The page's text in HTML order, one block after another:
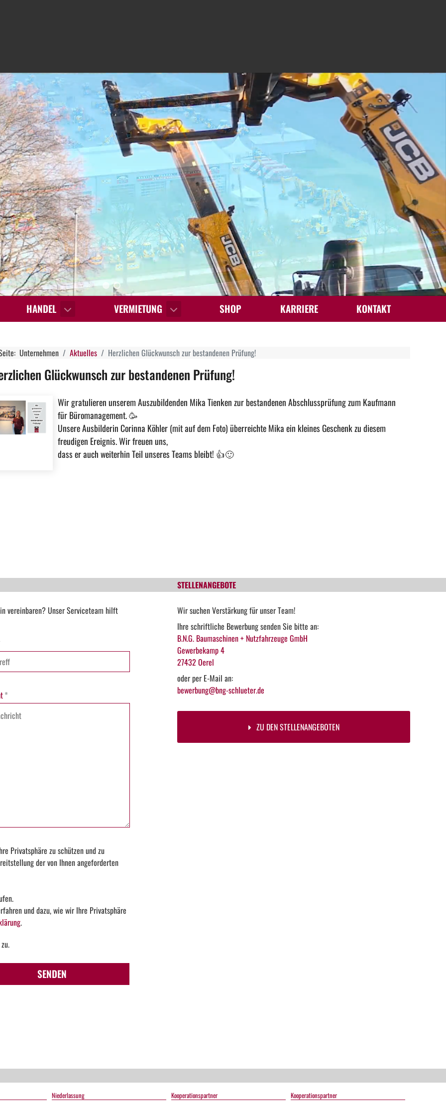
HANDEL VERMIETUNG SHOP KONTAKT
KARRIERE
Unternehmen Aktuelles Herzlichen Glückwunsch zur bestandenen Prüfung!
Glückwunsch zur bestandenen Prüfung!
Wir gratulieren unserem Auszubildenden Mika Tienken zur bestandenen Abschlussprüfung zum Kaufmann
für Büromanagement.🥳
Unsere Ausbilderin Corinna Köhler (mit auf dem Foto) überreichte Mika ein kleines Geschenk zu diesem
freudigen Ereignis. Wir freuen uns,
dass er auch weiterhin Teil unseres Teams bleibt! 👍🙂
vereinbaren? Unser Serviceteam hilft
*
Privatsphäre zu schützen und zu
der von Ihnen angeforderten
und dazu, wie wir Ihre Privatsphäre
.
SENDEN
STELLENANGEBOTE
Wir suchen Verstärkung für unser Team!
Ihre schriftliche Bewerbung senden Sie bitte an:
B.N.G. Baumaschinen + Nutzfahrzeuge GmbH
Gewerbekamp 4
27432 Oerel
oder per E-Mail an:
bewerbung@bng-schlueter.de
ZU DEN STELLENANGEBOTEN
Niederlassung Kooperationspartner Kooperationspartner
many
given